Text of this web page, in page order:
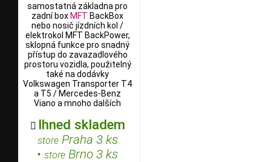
samostatná základna pro
zadní box MFT BackBox
nebo nosič jízdních kol /
elektrokol MFT BackPower,
sklopná funkce pro snadný
přístup do zavazadlového
prostoru vozidla, použitelný
také na dodávky
Volkswagen Transporter T4
a T5 / Mercedes-Benz
Viano a mnoho dalších
 Ihned skladem
storePraha 3 ks
• store Brno 3 ks